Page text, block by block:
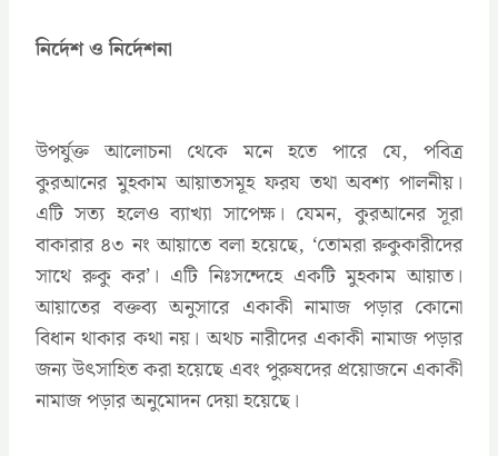
নির্দেশ ও নির্দেশনা
উপর্যুক্ত আলোচনা থেকে মনে হতে পারে যে, পবিত্র
কুরআনের মুহকাম আয়াতসমূহ ফরয তথা অবশ্য পালনীয়।
এটি সত্য হলেও ব্যাখ্যা সাপেক্ষ। যেমন, কুরআনের সূরা
বাকারার ৪৩ নং আয়াতে বলা হয়েছে, ‘তোমরা রুকুকারীদের
সাথে রুকু কর’। এটি নিঃসন্দেহে একটি মুহকাম আয়াত।
আয়াতের বক্তব্য অনুসারে একাকী নামাজ পড়ার কোনো
বিধান থাকার কথা নয়। অথচ নারীদের একাকী নামাজ পড়ার
জন্য উৎসাহিত করা হয়েছে এবং পুরুষদের প্রয়োজনে একাকী
নামাজ পড়ার অনুমোদন দেয়া হয়েছে।